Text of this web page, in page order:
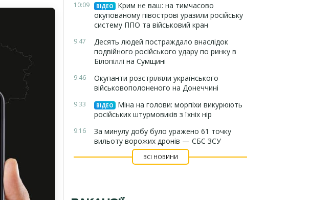
10:09 ВІДЕО
Крим не ваш: на тимчасово
окупованому півострові уразили російську
систему ППО та військовий кран
9:47
Десять людей постраждало внаслідок
подвійного російського удару по ринку в
Білопіллі на Сумщині
9:46
Окупанти розстріляли українського
військовополоненого на Донеччині
9:33 ВІДЕО
Міна на голови: морпіхи викурюють
російських штурмовиків з їхніх нір
9:16
За минулу добу було уражено 61 точку
вильоту ворожих дронів — СБС ЗСУ
ВСІ НОВИНИ